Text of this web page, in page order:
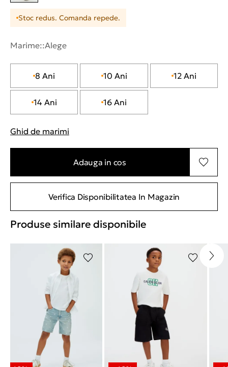
Stoc redus. Comanda repede.
Marime::Alege
8 Ani 10 Ani 12 Ani
14 Ani 16 Ani
Ghid de marimi
Adauga in cos
Verifica Disponibilitatea In Magazin
Produse similare disponibile